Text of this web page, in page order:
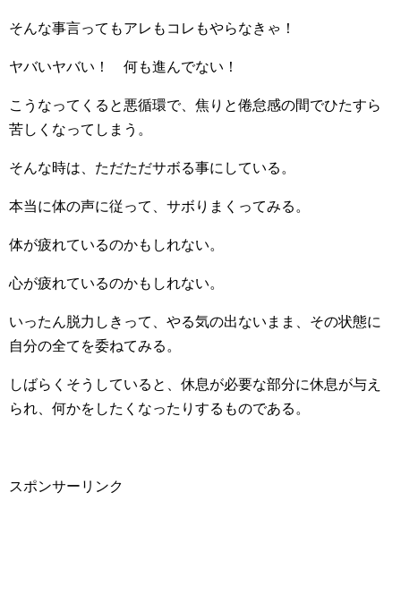
そんな事言ってもアレもコレもやらなきゃ！
ヤバいヤバい！ 何も進んでない！
こうなってくると悪循環で、焦りと倦怠感の間でひたすら
苦しくなってしまう。
そんな時は、ただただサボる事にしている。
本当に体の声に従って、サボりまくってみる。
体が疲れているのかもしれない。
心が疲れているのかもしれない。
いったん脱力しきって、やる気の出ないまま、その状態に
自分の全てを委ねてみる。
しばらくそうしていると、休息が必要な部分に休息が与え
られ、何かをしたくなったりするものである。
スポンサーリンク